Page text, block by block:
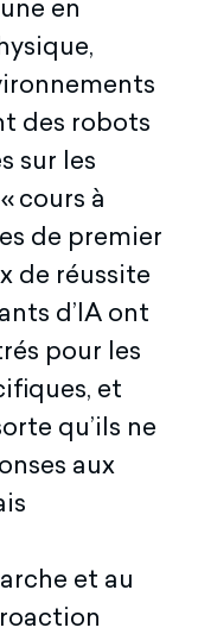
en
des robots
sur les
cours à
de premier
de réussite
d’IA ont
pour les
et
qu’ils ne
aux
et au